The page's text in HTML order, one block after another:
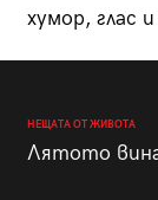
хумор, глас
НЕЩАТА ОТ ЖИВОТА
Лятото